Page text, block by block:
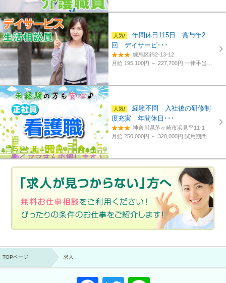
年間休日115日 賞与年2
回 デイサービ･･･
練馬区錦2-13-12
月給 195,100円 ～ 227,700円一律手当含む、経験・資格考慮
経験不問 入社後の研修制
度充実 年間休日･･･
神奈川県茅ヶ崎市浜見平11-1
月給 250,000円 ～ 320,000円試用期間あり。3カ月～4カ月。
TOPページ 求人